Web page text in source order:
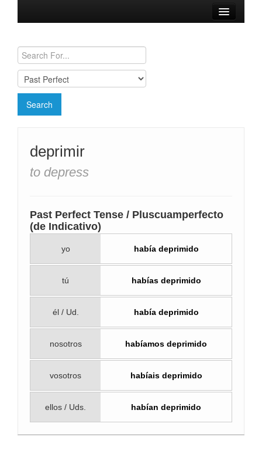
Conjugation Charts
Need a Spanish Tutor?
deprimir
to depress
Past Perfect Tense / Pluscuamperfecto
(de Indicativo)
yo había deprimido
tú habías deprimido
él / Ud. había deprimido
nosotros habíamos deprimido
vosotros habíais deprimido
ellos / Uds. habían deprimido